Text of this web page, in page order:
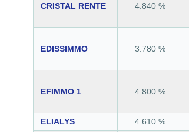
CRISTAL RENTE 4.840 %
EDISSIMMO 3.780 %
EFIMMO 1 4.800 %
ELIALYS 4.610 %